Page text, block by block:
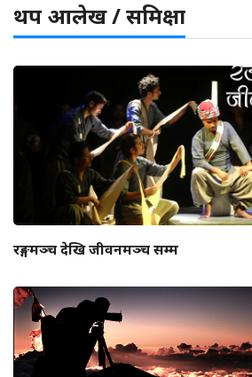
थप आलेख / समिक्षा
रङ्गमञ्च देखि जीवनमञ्च सम्म